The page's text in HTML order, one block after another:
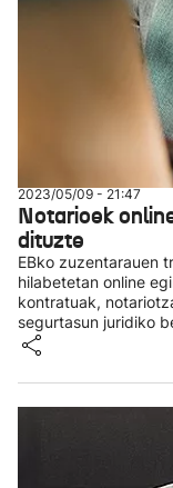
2023/05/09 - 21:47
Notarioek
dituzte
EBko zuzentarauen
hilabetetan online
kontratuak,
segurtasun juridiko